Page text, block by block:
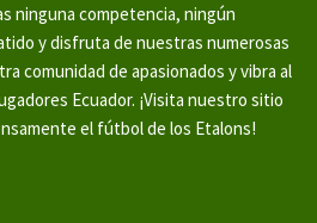
ninguna competencia, ningún
y disfruta de nuestras numerosas
comunidad de apasionados y vibra al
Ecuador. ¡Visita nuestro sitio
el fútbol de los Etalons!